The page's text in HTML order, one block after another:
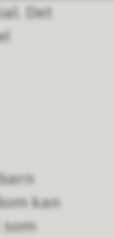
Det
kan